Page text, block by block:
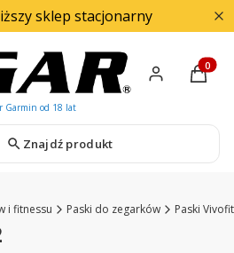
sklep stacjonarny
Znajdź produkt
i fitnessu Paski do zegarków Paski Vivofit